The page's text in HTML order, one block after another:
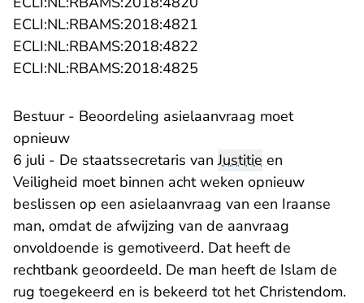
ECLI:NL:RBAMS:2018:4821
ECLI:NL:RBAMS:2018:4822
ECLI:NL:RBAMS:2018:4825
Bestuur - Beoordeling asielaanvraag moet
opnieuw
6 juli - De staatssecretaris vanJustitie en
Veiligheid moet binnen acht weken opnieuw
beslissen op een asielaanvraag van een Iraanse
man, omdat de afwijzing van de aanvraag
onvoldoende is gemotiveerd. Dat heeft de
rechtbank geoordeeld. De man heeft de Islam de
rug toegekeerd en is bekeerd tot het Christendom.